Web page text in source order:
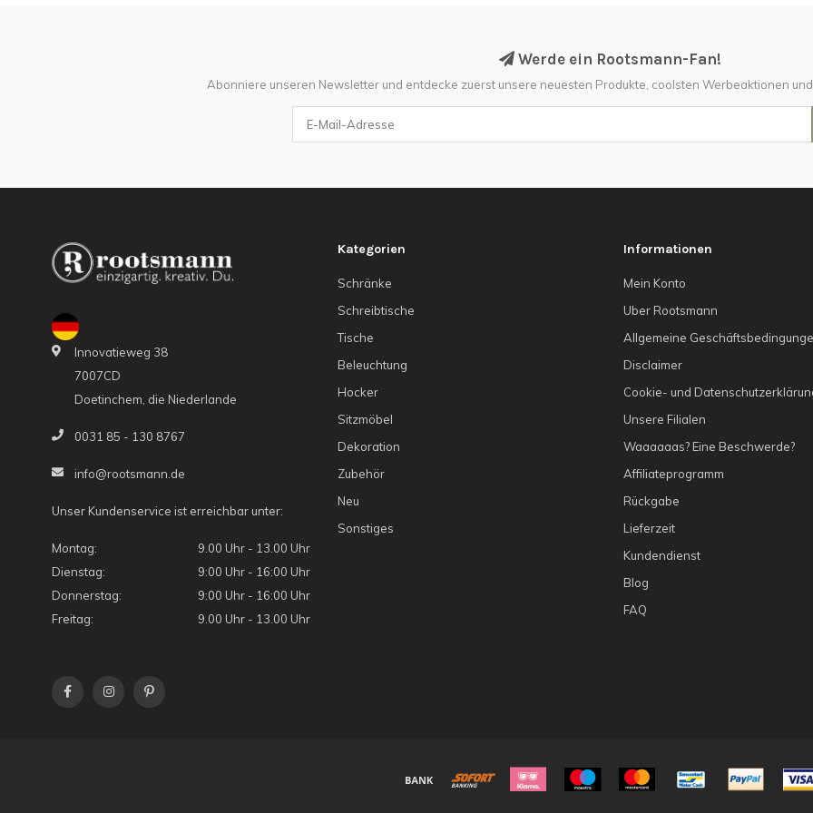
Werde ein Rootsmann-Fan!
Abonniere unseren Newsletter und entdecke zuerst unsere neuesten Produkte, coolsten Werbeaktionen
Innovatieweg 38
7007CD
Doetinchem, die Niederlande
0031 85 - 130 8767
info@rootsmann.de
Unser Kundenservice ist erreichbar unter:
Montag:
9.00 Uhr - 13.00 Uhr
Dienstag:
9:00 Uhr - 16:00 Uhr
Donnerstag:
9:00 Uhr - 16:00 Uhr
Freitag:
9.00 Uhr - 13.00 Uhr
Kategorien
Schränke
Schreibtische
Tische
Beleuchtung
Hocker
Sitzmöbel
Dekoration
Zubehör
Neu
Sonstiges
Informationen
Mein Konto
Uber Rootsmann
Allgemeine
Disclaimer
Cookie- und
Unsere Filialen
Waaaaaas? Eine Beschwerde?
Affiliateprogramm
Rückgabe
Lieferzeit
Kundendienst
Blog
FAQ